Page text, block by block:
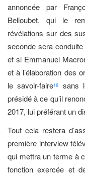
annoncée par
Belloubet, qui le
révélations sur des
seconde sera
et si Emmanuel
et à l’élaboration des
le savoir-faire18
sans
présidé à ce qu’il
2017, lui préférant un
Tout cela restera
première interview
qui mettra un terme à
fonction exercée et